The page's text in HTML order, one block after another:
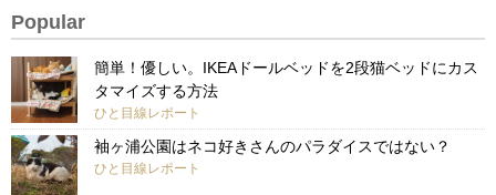
Popular
簡単！優しい。IKEAドールベッドを2段猫ベッドにカス
タマイズする方法
ひと目線レポート
袖ヶ浦公園はネコ好きさんのパラダイスではない？
ひと目線レポート